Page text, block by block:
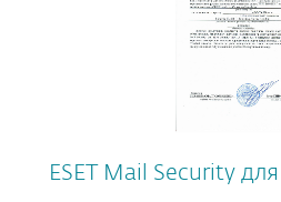
ESET Mail Security